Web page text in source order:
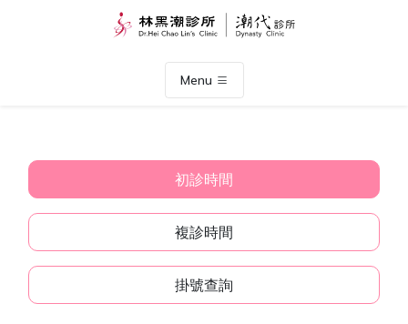
Menu
初診時間
複診時間
掛號查詢